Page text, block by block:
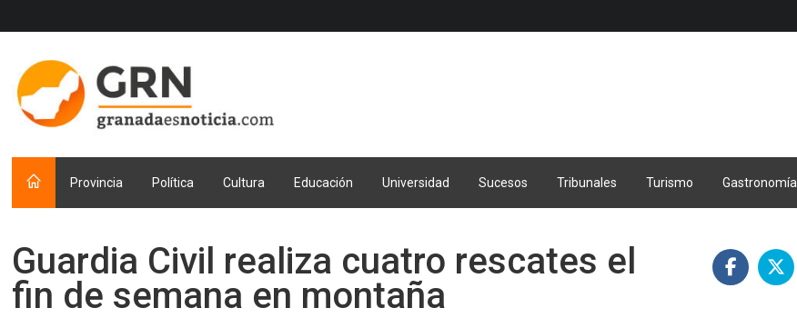
Provincia Política Cultura Educación Universidad Sucesos Tribunales Turismo Gastronomía
Guardia Civil realiza cuatro rescates el
fin de semana en montaña